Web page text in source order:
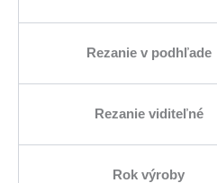
Rezanie v podhľade
Rezanie viditeľné
Rok výroby